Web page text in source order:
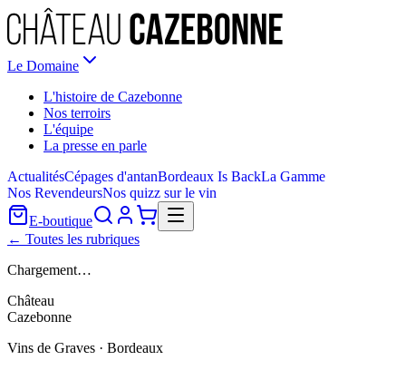
Le Domaine
L'histoire de Cazebonne
Nos terroirs
L'équipe
La presse en parle
ActualitésCépages d'antanBordeaux Is BackLa Gamme
Nos RevendeursNos quizz sur le vin
E-boutique
← Toutes les rubriques
Chargement…
Château
Cazebonne
Vins de Graves · Bordeaux